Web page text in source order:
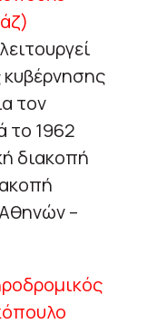
τον
το 1962
διακοπή
–